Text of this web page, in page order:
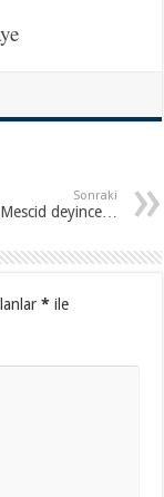
Sonraki
Mescid deyince…
* ile